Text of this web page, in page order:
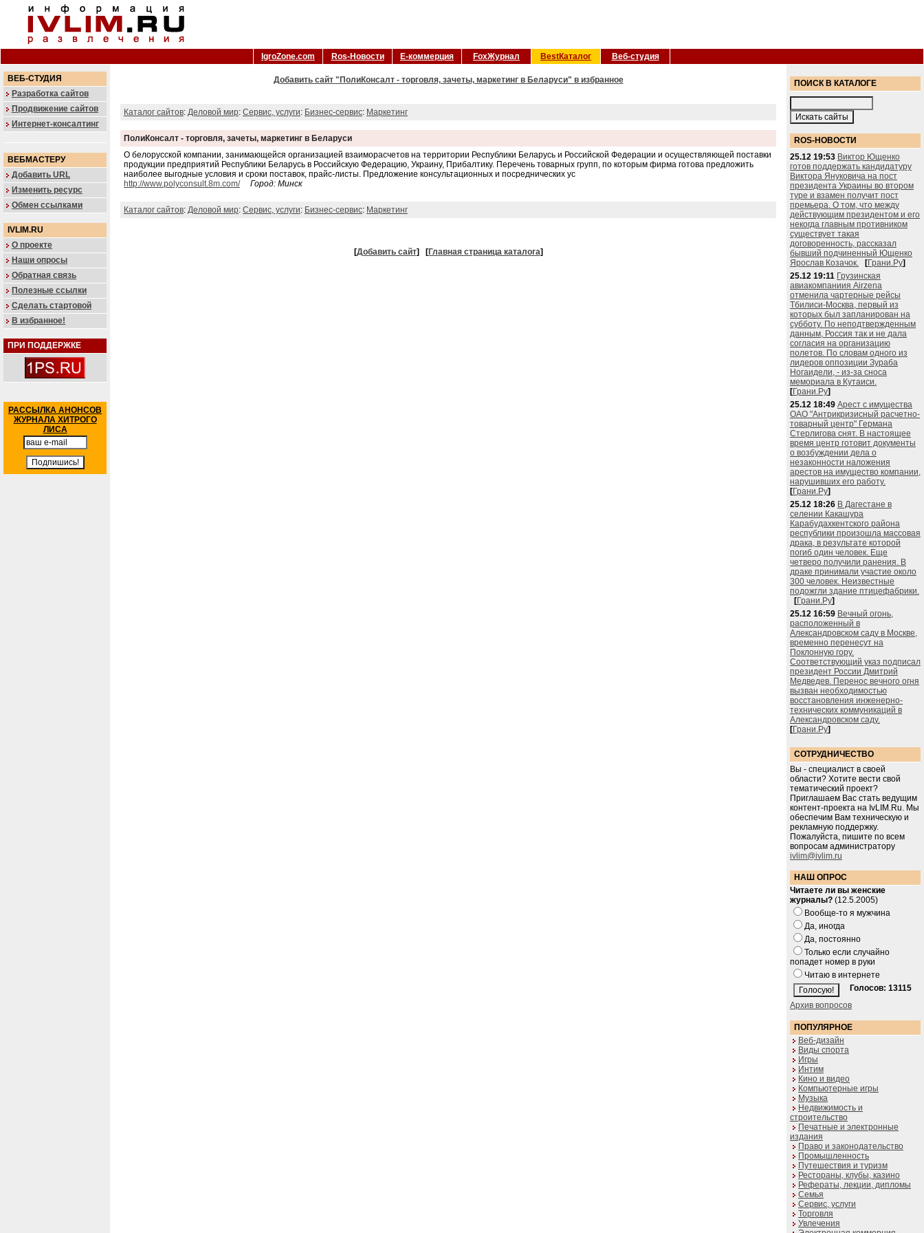
IgroZone.com Ros-Новости Е-коммерция FoxЖурнал BestКаталог Веб-студия
ВЕБ-СТУДИЯ
Разработка сайтов
Продвижение сайтов
Интернет-консалтинг
ВЕБМАСТЕРУ
Добавить URL
Изменить ресурс
Обмен ссылками
IVLIM.RU
О проекте
Наши опросы
Обратная связь
Полезные ссылки
Сделать стартовой
В избранное!
ПРИ ПОДДЕРЖКЕ
РАССЫЛКА АНОНСОВ
ЖУРНАЛА ХИТРОГО
ЛИСА
Добавить сайт "ПолиКонсалт - торговля, зачеты, маркетинг в Беларуси" в избранное
Каталог сайтов: Деловой мир: Сервис, услуги: Бизнес-сервис: Маркетинг
ПолиКонсалт - торговля, зачеты, маркетинг в Беларуси
О белорусской компании, занимающейся организацией взаиморасчетов на территории Республики Беларусь и Российской Федерации и осуществляющей поставки
продукции предприятий Республики Беларусь в Российскую Федерацию, Украину, Прибалтику. Перечень товарных групп, по которым фирма готова предложить
наиболее выгодные условия и сроки поставок, прайс-листы. Предложение консультационных и посреднических ус
http://www.polyconsult.8m.com/
Город: Минск
Каталог сайтов: Деловой мир: Сервис, услуги: Бизнес-сервис: Маркетинг
[Добавить сайт] [Главная страница каталога]
ПОИСК В КАТАЛОГЕ
ROS-НОВОСТИ
25.12 19:53 Виктор Ющенко
готов поддержать кандидатуру
Виктора Януковича на пост
президента Украины во втором
туре и взамен получит пост
премьера. О том, что между
действующим президентом и его
некогда главным противником
существует такая
договоренность, рассказал
бывший подчиненный Ющенко
Ярослав Козачок.
[Грани.Ру]
25.12 19:11 Грузинская
авиакомпаниия Airzena
отменила чартерные рейсы
Тбилиси-Москва, первый из
которых был запланирован на
субботу. По неподтвержденным
данным, Россия так и не дала
согласия на организацию
полетов. По словам одного из
лидеров оппозиции Зураба
Ногаидели, - из-за сноса
мемориала в Кутаиси.
[Грани.Ру]
25.12 18:49 Арест с имущества
ОАО "Антрикризисный расчетно-
товарный центр" Германа
Стерлигова снят. В настоящее
время центр готовит документы
о возбуждении дела о
незаконности наложения
арестов на имущество компании,
нарушивших его работу.
[Грани.Ру]
25.12 18:26 В Дагестане в
селении Какашура
Карабудахкентского района
республики произошла массовая
драка, в результате которой
погиб один человек. Еще
четверо получили ранения. В
драке принимали участие около
300 человек. Неизвестные
подожгли здание птицефабрики.
[Грани.Ру]
25.12 16:59 Вечный огонь,
расположенный в
Александровском саду в Москве,
временно перенесут на
Поклонную гору.
Соответствующий указ подписал
президент России Дмитрий
Медведев. Перенос вечного огня
вызван необходимостью
восстановления инженерно-
технических коммуникаций в
Александровском саду.
[Грани.Ру]
СОТРУДНИЧЕСТВО
Вы - специалист в своей
области? Хотите вести свой
тематический проект?
Приглашаем Вас стать ведущим
контент-проекта на IvLIM.Ru. Мы
обеспечим Вам техническую и
рекламную поддержку.
Пожалуйста, пишите по всем
вопросам администратору
ivlim@ivlim.ru
НАШ ОПРОС
Читаете ли вы женские
журналы? (12.5.2005)
Вообще-то я мужчина
Да, иногда
Да, постоянно
Только если случайно
попадет номер в руки
Читаю в интернете
Голосов: 13115
Архив вопросов
ПОПУЛЯРНОЕ
Веб-дизайн
Виды спорта
Игры
Интим
Кино и видео
Компьютерные игры
Музыка
Недвижимость и
строительство
Печатные и электронные
издания
Право и законодательство
Промышленность
Путешествия и туризм
Рестораны, клубы, казино
Рефераты, лекции, дипломы
Семья
Сервис, услуги
Торговля
Увлечения